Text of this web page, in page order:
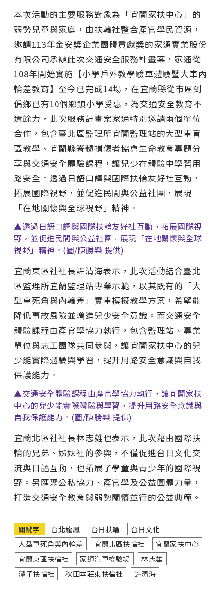
本次活動的主要服務對象為「宜蘭家扶中心」的
弱勢兒童與家庭，由扶輪社整合產官學民資源，
邀請113年金安獎企業團體貢獻獎的家通實業股份
有限公司承辦此次交通安全服務計畫案，家通從
108年開始實施【小學戶外教學驗車體驗暨大車內
輪差教育】至今已完成14場，在宜蘭縣從市區到
偏鄉已有10個鄉鎮小學受惠，為交通安全教育不
遺餘力，此次服務計畫案家通特別邀請兩個單位
合作，包含臺北區監理所宜蘭監理站的大型車盲
區教學、宜蘭縣脊髓損傷者協會生命教育專題分
享與交通安全體驗課程，讓兒少在體驗中學習用
路安全。透過日語口譯與國際扶輪友好社互動，
拓展國際視野，並促進民間與公益社團，展現
「在地關懷與全球視野」精神。
▲透過日語口譯與國際扶輪友好社互動，拓展國際視
野，並促進民間與公益社團，展現「在地關懷與全球
視野」精神。(圖/陳勝樂 提供)
宜蘭東區社社長許清海表示，此次活動結合臺北
區監理所宜蘭監理站專業示範，以其既有的「大
型車死角與內輪差」實車模擬教學方案，希望能
降低事故風險並增進兒少安全意識。而交通安全
體驗課程由產官學協力執行，包含監理站、專業
單位與志工團隊共同參與，讓宜蘭家扶中心的兒
少能實際體驗與學習，提升用路安全意識與自我
保護能力。
▲交通安全體驗課程由產官學協力執行，讓宜蘭家扶
中心的兒少能實際體驗與學習，提升用路安全意識與
自我保護能力。(圖/陳勝樂 提供)
宜蘭北區社社長林志雄也表示，此次藉由國際扶
輪的兄弟、姊妹社的參與，不僅促進台日文化交
流與日語互動，也拓展了學童與青少年的國際視
野。另匯聚公私協力、產官學及公益團體力量，
打造交通安全教育與弱勢關懷並行的公益典範。
關鍵字 台北龍鳳 台日扶輪
台日文化
大型車死角與內輪差
宜蘭北區扶輪社
宜蘭家扶中心
宜蘭東區扶輪社
家通汽車檢驗場
林志雄
潭子扶輪社
秋田本莊東扶輪社 許清海